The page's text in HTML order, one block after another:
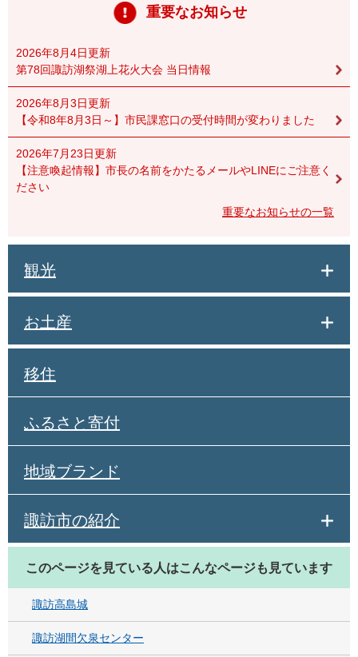
重要なお知らせ
2026年8月4日更新
第78回諏訪湖祭湖上花火大会 当日情報
2026年8月3日更新
【令和8年8月3日～】市民課窓口の受付時間が変わりました
2026年7月23日更新
【注意喚起情報】市長の名前をかたるメールやLINEにご注意く
ださい
重要なお知らせの一覧
観光
お土産
移住
ふるさと寄付
地域ブランド
諏訪市の紹介
このページを見ている人はこんなページも見ています
諏訪高島城
諏訪湖間欠泉センター